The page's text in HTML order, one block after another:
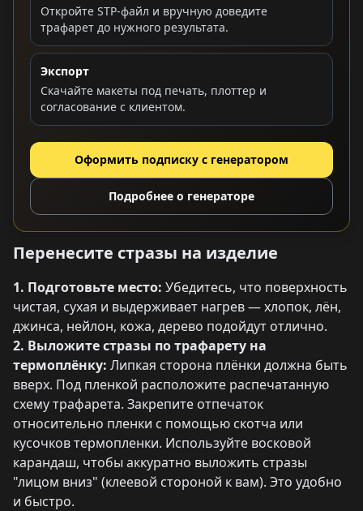
Откройте STP-файл и вручную доведите
трафарет до нужного результата.
Экспорт
Скачайте макеты под печать, плоттер и
согласование с клиентом.
Оформить подписку с генератором
Подробнее о генераторе
Перенесите стразы на изделие
1. Подготовьте место: Убедитесь, что поверхность
чистая, сухая и выдерживает нагрев — хлопок, лён,
джинса, нейлон, кожа, дерево подойдут отлично.
2. Выложите стразы по трафарету на
термоплёнку: Липкая сторона плёнки должна быть
вверх. Под пленкой расположите распечатанную
схему трафарета. Закрепите отпечаток
относительно пленки с помощью скотча или
кусочков термопленки. Используйте восковой
карандаш, чтобы аккуратно выложить стразы
"лицом вниз" (клеевой стороной к вам). Это удобно
и быстро.